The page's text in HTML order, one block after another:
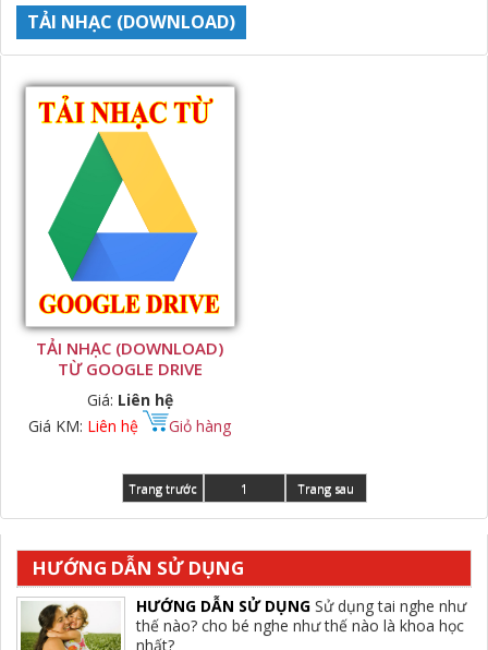
TẢI NHẠC (DOWNLOAD)
TẢI NHẠC (DOWNLOAD)
TỪ GOOGLE DRIVE
Giá: Liên hệ
Giá KM: Liên hệ Giỏ hàng
Trang trước 1 Trang sau
HƯỚNG DẪN SỬ DỤNG
HƯỚNG DẪN SỬ DỤNG Sử dụng tai nghe như
thế nào? cho bé nghe như thế nào là khoa học
nhất?